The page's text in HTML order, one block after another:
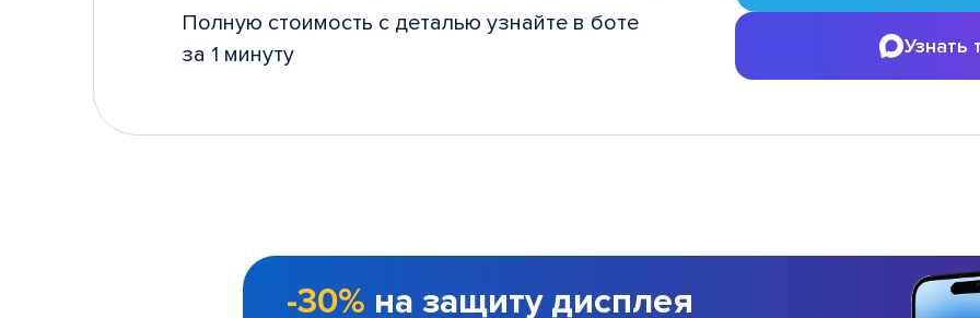
Полную стоимость с деталью узнайте в боте
за 1 минуту
Узнать
-30% на защиту дисплея